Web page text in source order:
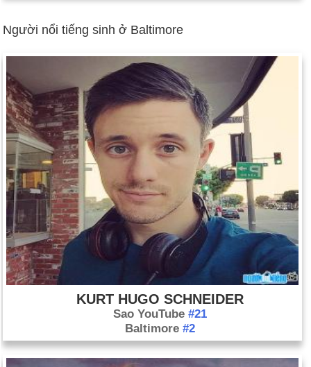
Người nổi tiếng sinh ở Baltimore
KURT HUGO SCHNEIDER
Sao YouTube #21
Baltimore #2